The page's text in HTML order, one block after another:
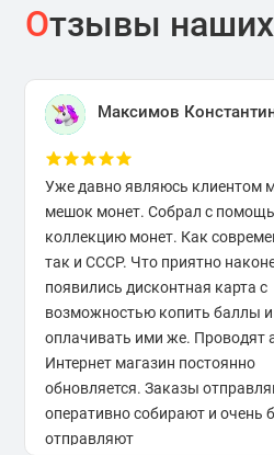
Отзывы наших
Максимов
Уже давно являюсь клиентом
мешок монет. Собрал с
коллекцию монет. Как
так и СССР. Что приятно
появились дисконтная карта с
возможностью копить баллы
оплачивать ими же. Проводят
Интернет магазин постоянно
обновляется. Заказы
оперативно собирают и очень
отправляют